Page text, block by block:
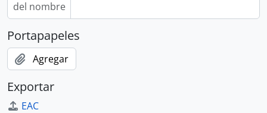
del nombre
Portapapeles
Agregar
Exportar
EAC